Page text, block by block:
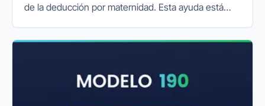
de la deducción por maternidad. Esta ayuda está
tres años y permite...